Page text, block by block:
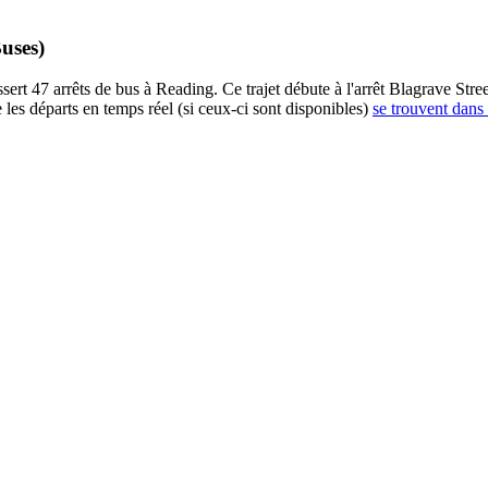
47 arrêts de bus à Reading. Ce trajet débute à l'arrêt Blagrave
départs en temps réel (si ceux-ci sont disponibles) se trouvent